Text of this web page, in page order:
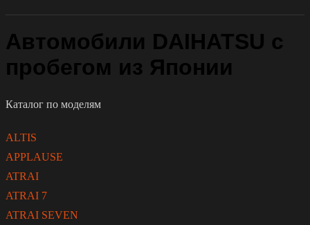
Автомобили DAIHATSU с
пробегом из Японии
Каталог по моделям
ALTIS
APPLAUSE
ATRAI
ATRAI 7
ATRAI SEVEN